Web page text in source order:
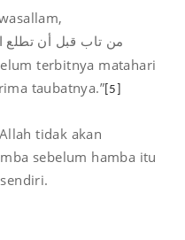
من تاب قبل أن تطلع
terbitnya matahari
taubatnya.” [5]
tidak akan
sebelum hamba itu